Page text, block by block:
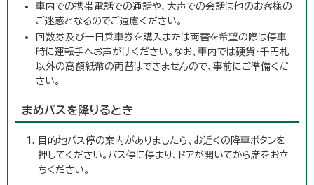
車内での携帯電話での通話や、大声での会話は他のお客様の
ご迷惑となるのでご遠慮ください。
回数券及び一日乗車券を購入または両替を希望の際は停車
時に運転手へお声がけください。なお、車内では硬貨・千円札
以外の高額紙幣の両替はできませんので、事前にご準備くだ
さい。
まめバスを降りるとき
目的地バス停の案内がありましたら、お近くの降車ボタンを
押してください。バス停に停まり、ドアが開いてから席をお立
ちください。